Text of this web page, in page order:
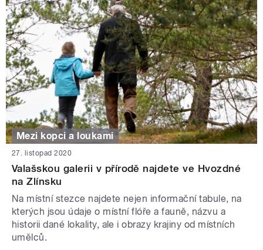
Mezi kopci a loukami
27. listopad 2020
Valašskou galerii v přírodě najdete ve Hvozdné
na Zlínsku
Na místní stezce najdete nejen informační tabule, na
kterých jsou údaje o místní flóře a fauně, názvu a
historii dané lokality, ale i obrazy krajiny od místních
umělců.